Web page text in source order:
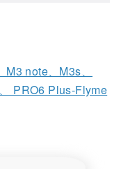
note、M3s、
PRO6 Plus-Flyme